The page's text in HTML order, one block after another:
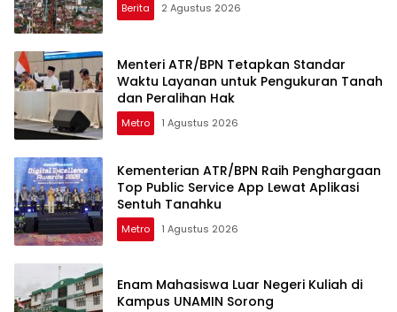
Berita 2 Agustus 2026
Menteri ATR/BPN Tetapkan Standar
Waktu Layanan untuk Pengukuran Tanah
dan Peralihan Hak
Metro 1 Agustus 2026
Kementerian ATR/BPN Raih Penghargaan
Top Public Service App Lewat Aplikasi
Sentuh Tanahku
Metro 1 Agustus 2026
Enam Mahasiswa Luar Negeri Kuliah di
Kampus UNAMIN Sorong